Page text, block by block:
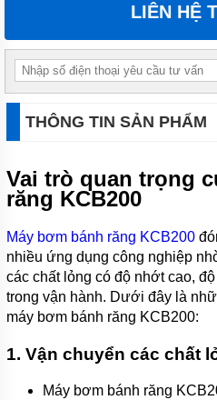
VERDER
BƠM
DÙNG
KHÍ
NÉN
BƠM
DÙNG
KHÍ
ARGAL
BƠM
DÙNG
KHÍ
NÉN
MORAK
BƠM
CÔNG
NGHIỆP
LIÊN HỆ
THÔNG TIN SẢN PHẨM
Vai trò quan trọng
răng KCB200
Máy bơm bánh răng KCB200
nhiều ứng dụng công nghiệp
các chất lỏng có độ nhớt cao,
trong vận hành. Dưới đây là
máy bơm bánh răng KCB200:
1. Vận chuyển các chất
Máy bơm bánh răng